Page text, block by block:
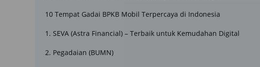
10 Tempat Gadai BPKB Mobil Terpercaya di Indonesia
1. SEVA (Astra Financial) – Terbaik untuk Kemudahan Digital
2. Pegadaian (BUMN)